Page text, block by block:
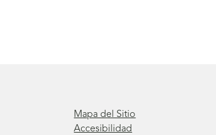
Mapa del Sitio
Accesibilidad